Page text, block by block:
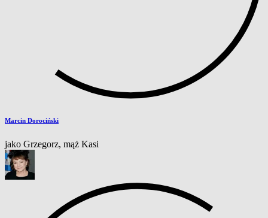
Marcin Dorociński
jako Grzegorz, mąż Kasi